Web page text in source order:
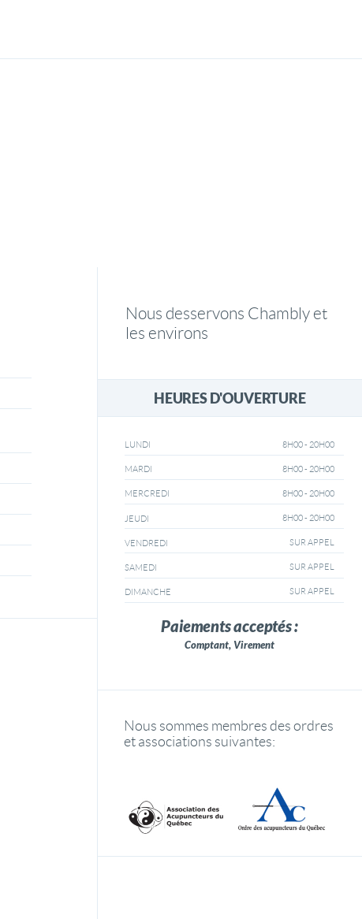
Nous desservons Chambly et
les environs
HEURES D'OUVERTURE
LUNDI 8H00 - 20H00
MARDI 8H00 - 20H00
MERCREDI 8H00 - 20H00
JEUDI 8H00 - 20H00
VENDREDI SUR APPEL
SAMEDI SUR APPEL
DIMANCHE SUR APPEL
Paiements acceptés :
Comptant, Virement
Nous sommes membres des ordres
et associations suivantes: